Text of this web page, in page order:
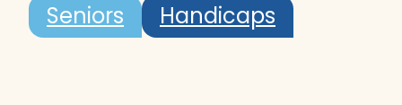
Seniors Handicaps